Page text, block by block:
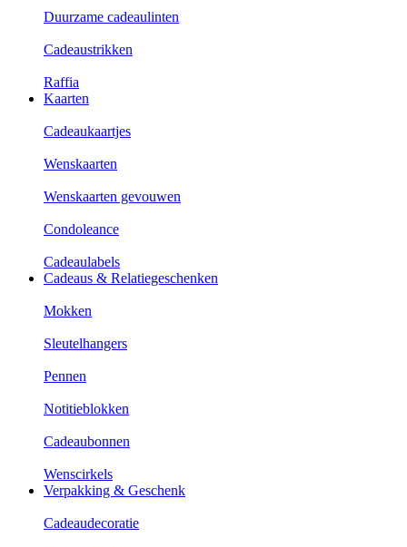
Duurzame cadeaulinten
Cadeaustrikken
Raffia
Kaarten
Cadeaukaartjes
Wenskaarten
Wenskaarten gevouwen
Condoleance
Cadeaulabels
Cadeaus & Relatiegeschenken
Mokken
Sleutelhangers
Pennen
Notitieblokken
Cadeaubonnen
Wenscirkels
Verpakking & Geschenk
Cadeaudecoratie